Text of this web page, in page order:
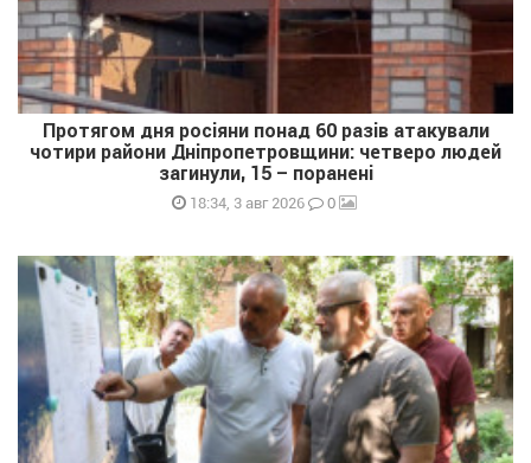
Протягом дня росіяни понад 60 разів атакували
чотири райони Дніпропетровщини: четверо людей
загинули, 15 – поранені
18:34, 3 авг 2026 0